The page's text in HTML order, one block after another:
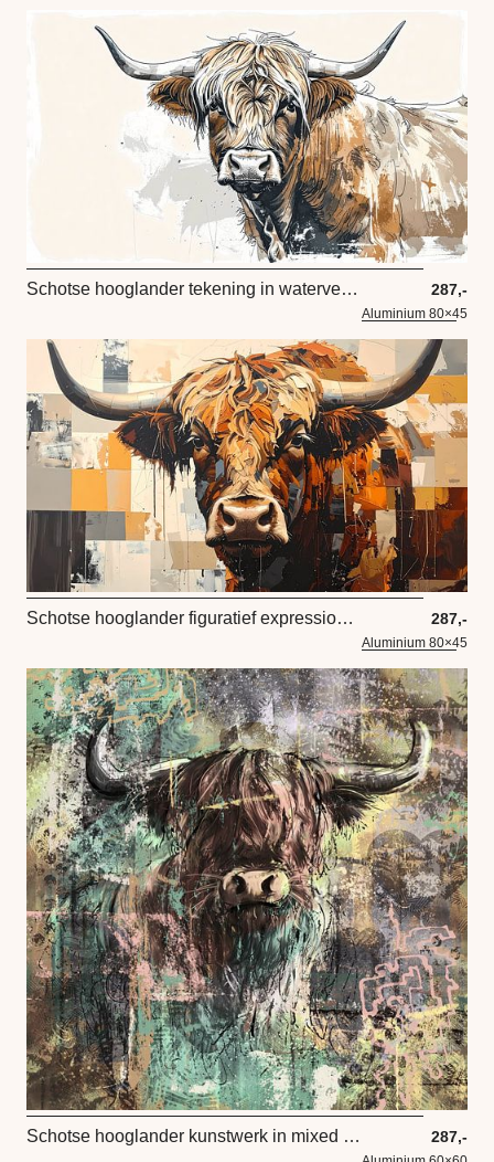
Schotse hooglander tekening in waterverf stijl in beige roodbruin en taupe 287,-
Aluminium 80×45
Schotse hooglander figuratief expressionisme in roodbruin oranje geel beige en taupe tinten 287,-
Aluminium 80×45
Schotse hooglander kunstwerk in mixed media stijl 287,-